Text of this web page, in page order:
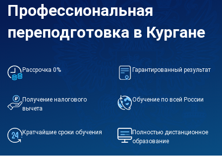
Профессиональная
переподготовка в Кургане
Рассрочка 0% Гарантированный результат
Получение налогового
вычета
Обучение по всей России
Кратчайшие сроки обучения
Полностью дистанционное
образование